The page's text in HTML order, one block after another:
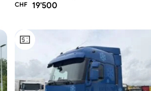
CHF
19'500